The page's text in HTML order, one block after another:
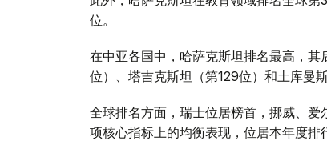
位。
在中亚各国中，哈萨克斯坦排名最高，
位）、塔吉克斯坦（第129位）和土库曼
全球排名方面，瑞士位居榜首，挪威、
项核心指标上的均衡表现，位居本年度排